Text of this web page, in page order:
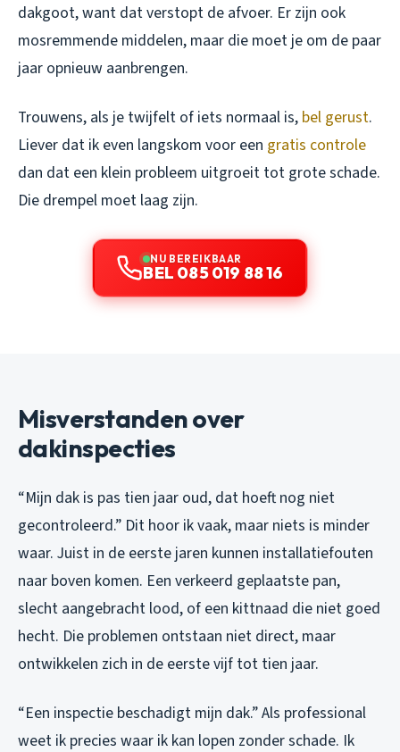
dakgoot, want dat verstopt de afvoer. Er zijn ook
mosremmende middelen, maar die moet je om de paar
jaar opnieuw aanbrengen.
Trouwens, als je twijfelt of iets normaal is, bel gerust.
Liever dat ik even langskom voor een gratis controle
dan dat een klein probleem uitgroeit tot grote schade.
Die drempel moet laag zijn.
NU BEREIKBAAR
BEL 085 019 88 16
Misverstanden over
dakinspecties
“Mijn dak is pas tien jaar oud, dat hoeft nog niet
gecontroleerd.” Dit hoor ik vaak, maar niets is minder
waar. Juist in de eerste jaren kunnen installatiefouten
naar boven komen. Een verkeerd geplaatste pan,
slecht aangebracht lood, of een kittnaad die niet goed
hecht. Die problemen ontstaan niet direct, maar
ontwikkelen zich in de eerste vijf tot tien jaar.
“Een inspectie beschadigt mijn dak.” Als professional
weet ik precies waar ik kan lopen zonder schade. Ik